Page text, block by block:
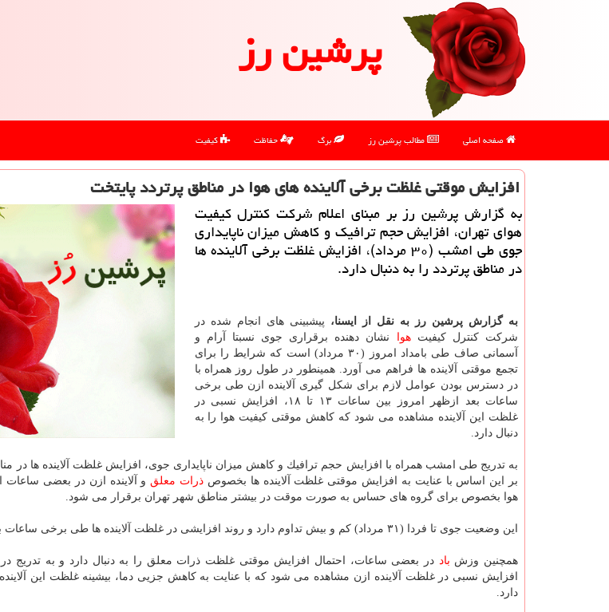
پرشین رز
صفحه اصلی مطالب پرشین رز برگ حفاظت کیفیت
افزایش موقتی غلظت برخی آلاینده های هوا در مناطق پرتردد پایتخت
به گزارش پرشین رز بر مبنای اعلام شركت كنترل كیفیت
هوای تهران، افزایش حجم ترافیك و كاهش میزان ناپایداری
جوی طی امشب (۳۰ مرداد)، افزایش غلظت برخی آلاینده ها
در مناطق پرتردد را به دنبال دارد.
به گزارش پرشین رز به نقل از ایسنا، پیشبینی های انجام شده در
شركت كنترل كیفیتهوا
نشان دهنده برقراری جوی نسبتا آرام و
آسمانی صاف طی بامداد امروز (۳۰ مرداد) است كه شرایط را برای
تجمع موقتی آلاینده ها فراهم می آورد. همینطور در طول روز همراه با
در دسترس بودن عوامل لازم برای شكل گیری آلاینده ازن طی برخی
ساعات بعد ازظهر امروز بین ساعات ۱۳ تا ۱۸، افزایش نسبی در
غلظت این آلاینده مشاهده می شود كه كاهش موقتی كیفیت هوا را به
دنبال دارد.
به تدریج طی امشب همراه با افزایش حجم ترافیك و كاهش میزان ناپایداری جوی، افزایش غلظت آلاینده ها در
بر این اساس با عنایت به افزایش موقتی غلظت آلاینده ها بخصوص ذرات معلقو آلاینده ازن در بعضی
هوا بخصوص برای گروه های حساس به صورت موقت در بیشتر مناطق شهر تهران برقرار می شود.
این وضعیت جوی تا فردا (۳۱ مرداد) كم و بیش تداوم دارد و روند افزایشی در غلظت آلاینده ها طی برخی ساعات بامداد فردا دور از انتظار نیست.
همچنین وزش باد در بعضی ساعات، احتمال افزایش موقتی غلظت ذرات معلق را به دنبال دارد و به تدریج
افزایش نسبی در غلظت آلاینده ازن مشاهده می شود كه با عنایت به كاهش جزیی دما، بیشینه غلظت این
دارد.